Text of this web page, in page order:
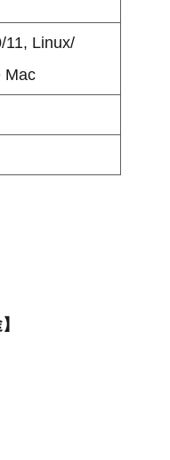
11, Linux/
Mac